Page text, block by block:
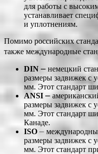
для работы с
устанавливает
и уплотнениям.
Помимо российских
также международные
DIN ⎼ немецкий
размеры задвижек с
мм. Этот стандарт
ANSI ⎼
размеры задвижек с
мм. Этот стандарт
Канаде.
ISO ⏤
размеры задвижек с
мм. Этот стандарт